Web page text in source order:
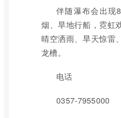
伴随瀑布会出现
烟、旱地行船，霓虹
晴空洒雨、旱天惊雷
龙槽。
电话
0357-7955000